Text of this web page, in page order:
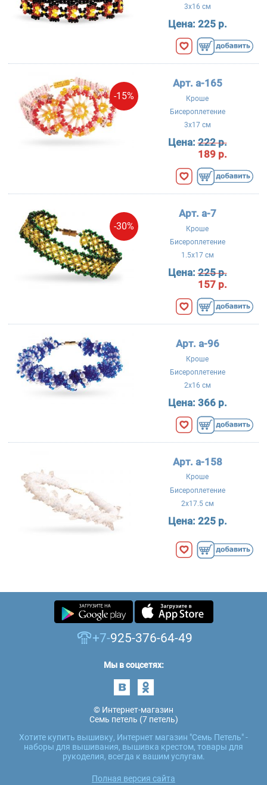
3x16 см
Цена: 225 р.
-15%
Арт. a-165
Кроше
Бисероплетение
3x17 см
Цена:222 р.
189 р.
-30%
Арт. a-7
Кроше
Бисероплетение
1.5x17 см
Цена:225 р.
157 р.
Арт. a-96
Кроше
Бисероплетение
2x16 см
Цена: 366 р.
Арт. a-158
Кроше
Бисероплетение
2x17.5 см
Цена: 225 р.
+7-925-376-64-49
Мы в соцсетях:
© Интернет-магазин
Семь петель (7 петель)
Хотите купить вышивку, Интернет магазин "Семь Петель" -
наборы для вышивания, вышивка крестом, товары для
рукоделия, всегда к вашим услугам.
Полная версия сайта